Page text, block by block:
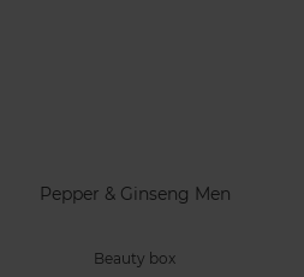
Pepper & Ginseng Men
Beauty box